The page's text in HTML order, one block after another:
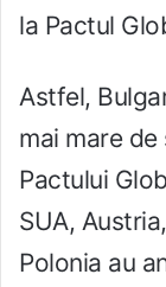
la Pactul
Astfel,
mai mare
Pactului
SUA,
Polonia au